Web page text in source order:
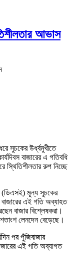
আভাস
সুচকের উর্ধ্বমুখীতে
বাজারের এ গতিবধি
স্থিতিশীলতার রুপ নিচ্ছে
(ডিএসই) মূল্য সূচকের
এই গতি অব্যাহত
বাজার বিশ্লেষকরা।
লেনদেন বেড়েছে।
পর পুঁজিবাজার
এই গতি অব্যাগত